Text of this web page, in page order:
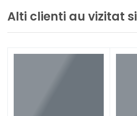
Alti clienti au vizitat si